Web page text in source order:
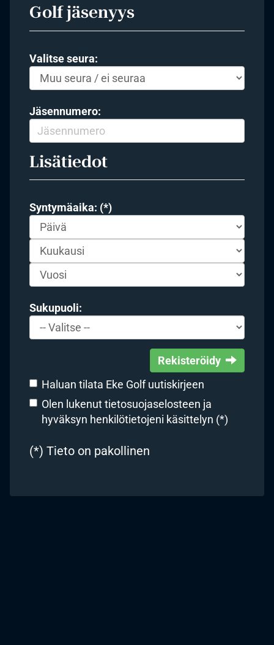
Golf jäsenyys
Valitse seura:
Jäsennumero:
Lisätiedot
Syntymäaika: (*)
Sukupuoli:
Rekisteröidy
Haluan tilata Eke Golf uutiskirjeen
Olen lukenuttietosuojaselosteen ja
hyväksyn henkilötietojeni käsittelyn (*)
(*) Tieto on pakollinen